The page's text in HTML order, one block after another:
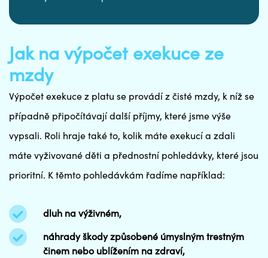
Jak na výpočet exekuce ze
mzdy
Výpočet exekuce z platu se provádí z čisté mzdy, k níž se
případně připočítávají další příjmy, které jsme výše
vypsali. Roli hraje také to, kolik máte exekucí a zdali
máte vyživované děti a přednostní pohledávky, které jsou
prioritní. K těmto pohledávkám řadíme například:
dluh na výživném,
náhrady škody způsobené úmyslným trestným
činem nebo ublížením na zdraví,